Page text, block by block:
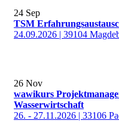
24 Sep
TSM
24.09.2026 | 39104
26 Nov
wawikurs
Wasserwirtschaft
26. - 27.11.2026 | 33106